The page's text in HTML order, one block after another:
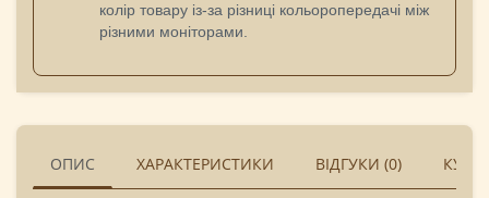
колір товару із-за різниці кольоропередачі між
різними моніторами.
ОПИС ХАРАКТЕРИСТИКИ ВІДГУКИ (0)